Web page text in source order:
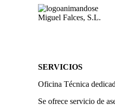
Miguel Falces, S.L.
SERVICIOS
Oficina Técnica
Se ofrece servicio de